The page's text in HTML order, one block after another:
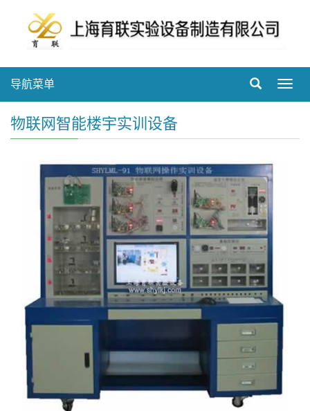
导航菜单
物联网智能楼宇实训设备